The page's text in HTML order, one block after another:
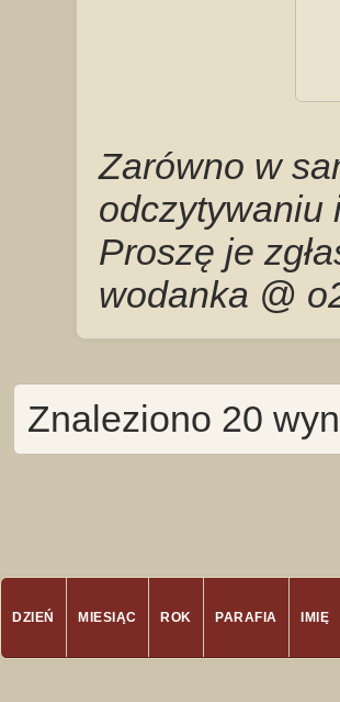
Zarówno w
odczytywaniu
Proszę je
wodanka @
Znaleziono 20
DZIEŃ MIESIĄC ROK PARAFIA IMIĘ